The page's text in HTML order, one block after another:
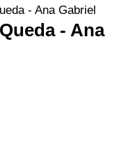
- Ana Gabriel
- Ana